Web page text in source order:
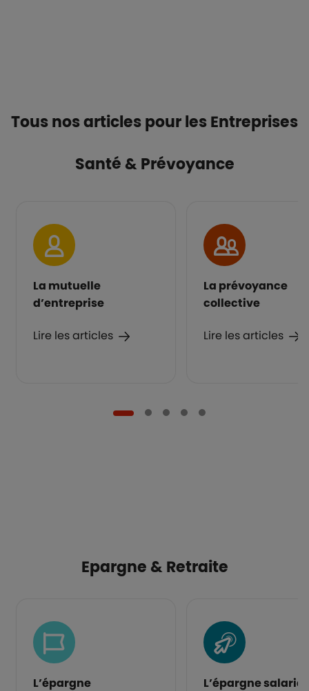
Tous nos articles pour les Entreprises
Santé & Prévoyance
La mutuelle
d’entreprise
Lire les articles
La prévoyance
collective
Lire les articles
Epargne & Retraite
L’épargne
L’épargne